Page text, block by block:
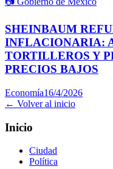
SHEINBAUM
INFLACIONARIA:
TORTILLEROS Y
PRECIOS BAJOS
Economía16/4/2026
← Volver al inicio
Inicio
Ciudad
Política